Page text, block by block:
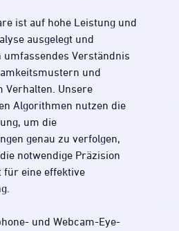
ist auf hohe Leistung und
ausgelegt und
Verständnis
und
Verhalten. Unsere
Algorithmen nutzen die
um die
genau zu verfolgen,
notwendige Präzision
für eine effektive
und Webcam-Eye-